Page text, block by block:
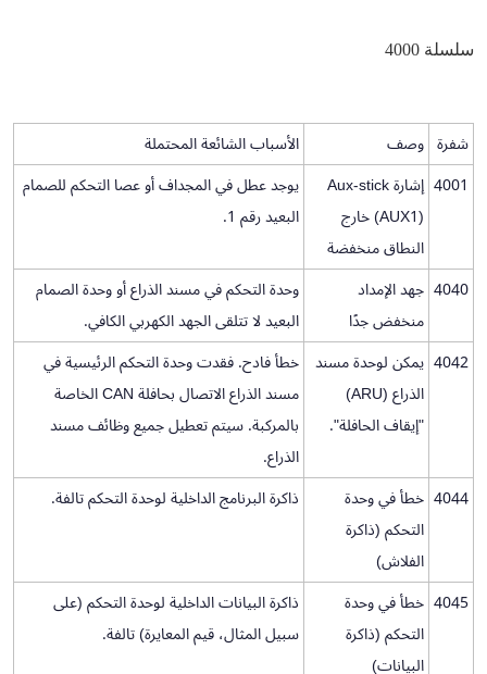
سلسلة 4000
شفرة وصف
الأسباب الشائعة المحتملة
4001
إشارة Aux-stick
(AUX1) خارج
النطاق منخفضة
يوجد عطل في المجداف أو عصا التحكم للصمام
البعيد رقم 1.
4040 جهد الإمداد
منخفض جدًا
وحدة التحكم في مسند الذراع أو وحدة الصمام
البعيد لا تتلقى الجهد الكهربي الكافي.
4042 يمكن لوحدة مسند
الذراع (ARU)
"إيقاف الحافلة".
خطأ فادح. فقدت وحدة التحكم الرئيسية في
مسند الذراع الاتصال بحافلة CAN الخاصة
بالمركبة. سيتم تعطيل جميع وظائف مسند
الذراع.
4044 خطأ في وحدة
التحكم (ذاكرة
الفلاش)
ذاكرة البرنامج الداخلية لوحدة التحكم تالفة.
4045 خطأ في وحدة
التحكم (ذاكرة
البيانات)
ذاكرة البيانات الداخلية لوحدة التحكم (على
سبيل المثال، قيم المعايرة) تالفة.